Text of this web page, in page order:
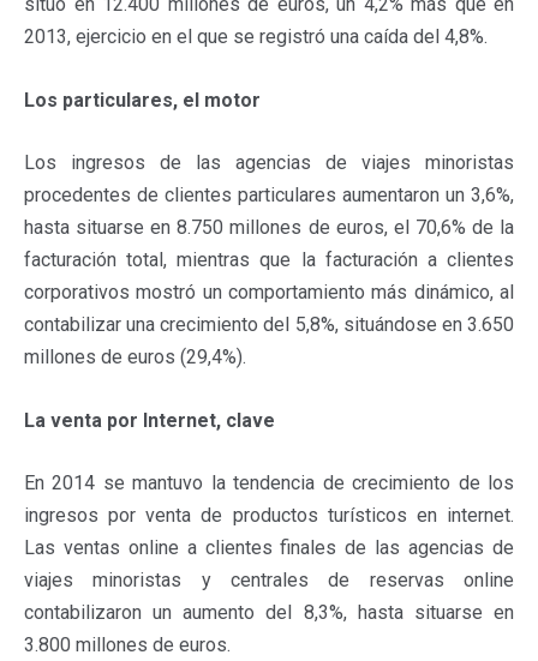
2013, ejercicio en el que se registró una caída del 4,8%.
Los particulares, el motor
Los ingresos de las agencias de viajes minoristas
procedentes de clientes particulares aumentaron un 3,6%,
hasta situarse en 8.750 millones de euros, el 70,6% de la
facturación total, mientras que la facturación a clientes
corporativos mostró un comportamiento más dinámico, al
contabilizar una crecimiento del 5,8%, situándose en 3.650
millones de euros (29,4%).
La venta por Internet, clave
En 2014 se mantuvo la tendencia de crecimiento de los
ingresos por venta de productos turísticos en internet.
Las ventas online a clientes finales de las agencias de
viajes minoristas y centrales de reservas online
contabilizaron un aumento del 8,3%, hasta situarse en
3.800 millones de euros.